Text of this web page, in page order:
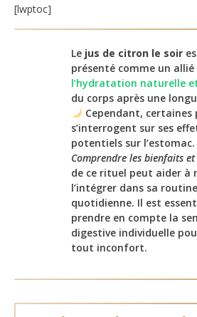
[lwptoc]
Le jus de citron le soir
présenté comme un
l’hydratation naturelle
du corps après une
Cependant, certaines
s’interrogent sur ses
potentiels sur l’estomac.
Comprendre les bienfaits
de ce rituel peut aider à
l’intégrer dans sa routine
quotidienne. Il est
prendre en compte la
digestive individuelle
tout inconfort.